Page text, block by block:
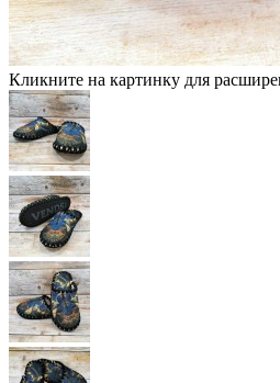
Кликните на картинку для